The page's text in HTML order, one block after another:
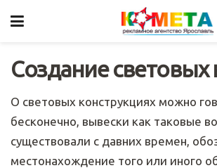
Создание световых
О световых конструкциях можно
бесконечно, вывески как таковые
существовали с давних времен,
местонахождение того или иного